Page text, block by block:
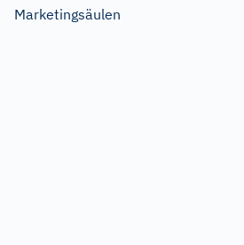
Marketingsäulen